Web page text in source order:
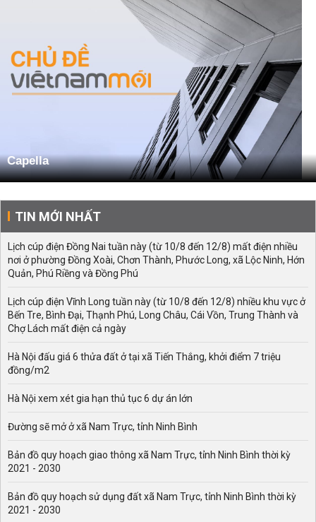
Capella
TIN MỚI NHẤT
Lịch cúp điện Đồng Nai tuần này (từ 10/8 đến 12/8) mất điện nhiều
nơi ở phường Đồng Xoài, Chơn Thành, Phước Long, xã Lộc Ninh, Hớn
Quản, Phú Riềng và Đồng Phú
Lịch cúp điện Vĩnh Long tuần này (từ 10/8 đến 12/8) nhiều khu vực ở
Bến Tre, Bình Đại, Thạnh Phú, Long Châu, Cái Vồn, Trung Thành và
Chợ Lách mất điện cả ngày
Hà Nội đấu giá 6 thửa đất ở tại xã Tiến Thắng, khởi điểm 7 triệu
đồng/m2
Hà Nội xem xét gia hạn thủ tục 6 dự án lớn
Đường sẽ mở ở xã Nam Trực, tỉnh Ninh Bình
Bản đồ quy hoạch giao thông xã Nam Trực, tỉnh Ninh Bình thời kỳ
2021 - 2030
Bản đồ quy hoạch sử dụng đất xã Nam Trực, tỉnh Ninh Bình thời kỳ
2021 - 2030